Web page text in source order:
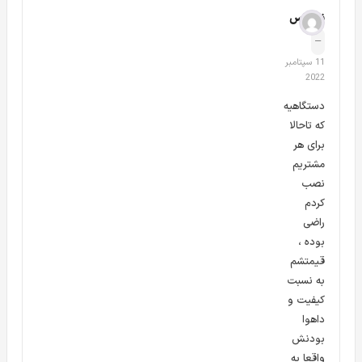
در قسمت های قبل اشاره کردیم که
تایی در قسمت پشت دستگاه داهوا
ناشناس
–
11 سپتامبر
2022
دستگاهیه
که تاحالا
برای هر
مشتریم
نصب
کردم
راضی
بوده ،
قیمتشم
به نسبت
کیفیت و
داهوا
بودنش
واقعا به